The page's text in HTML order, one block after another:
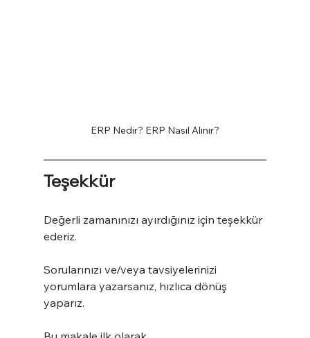
ERP Nedir? ERP Nasıl Alınır?
Teşekkür
Değerli zamanınızı ayırdığınız için teşekkür
ederiz.
Sorularınızı ve/veya tavsiyelerinizi
yorumlara yazarsanız, hızlıca dönüş
yaparız.